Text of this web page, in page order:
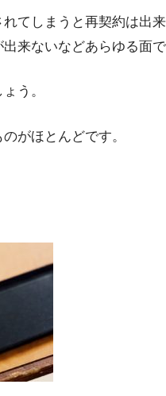
てしまうと再契約は出
来ないなどあらゆる面
う。
がほとんどです。